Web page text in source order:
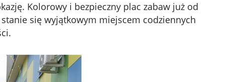
Kolorowy i bezpieczny plac zabaw już od
się wyjątkowym miejscem codziennych